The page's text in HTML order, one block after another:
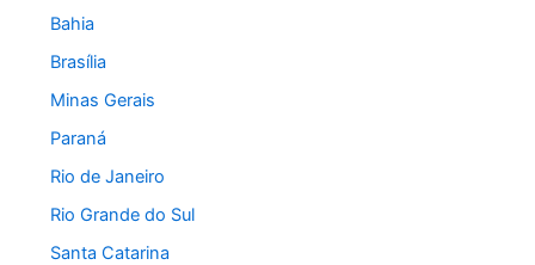
Bahia
Brasília
Minas Gerais
Paraná
Rio de Janeiro
Rio Grande do Sul
Santa Catarina